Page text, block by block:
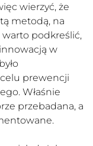
wierzyć, że
metodą, na
warto podkreślić,
w
prewencji
Właśnie
przebadana, a